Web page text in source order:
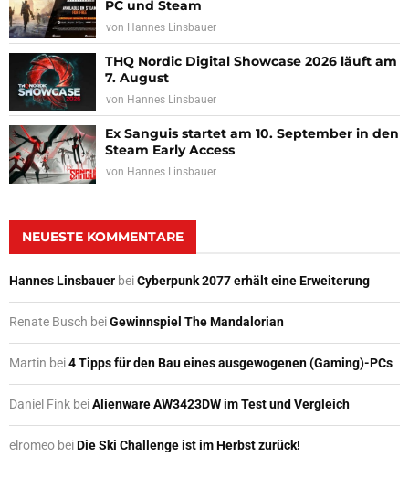
PC und Steam
von Hannes Linsbauer
THQ Nordic Digital Showcase 2026 läuft am
7. August
von Hannes Linsbauer
Ex Sanguis startet am 10. September in den
Steam Early Access
von Hannes Linsbauer
NEUESTE KOMMENTARE
Hannes Linsbauer beiCyberpunk 2077 erhält eine Erweiterung
Renate Busch beiGewinnspiel The Mandalorian
Martin bei4 Tipps für den Bau eines ausgewogenen (Gaming)-PCs
Daniel Fink beiAlienware AW3423DW im Test und Vergleich
elromeo beiDie Ski Challenge ist im Herbst zurück!